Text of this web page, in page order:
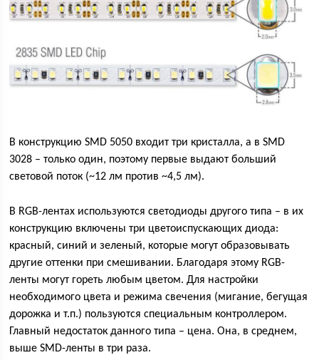
В конструкцию SMD 5050 входит три кристалла, а в SMD
3028 – только один, поэтому первые выдают больший
световой поток (~12 лм против ~4,5 лм).
В RGB-лентах используются светодиоды другого типа – в их
конструкцию включены три цветоиспускающих диода:
красный, синий и зеленый, которые могут образовывать
другие оттенки при смешивании. Благодаря этому RGB-
ленты могут гореть любым цветом. Для настройки
необходимого цвета и режима свечения (мигание, бегущая
дорожка и т.п.) пользуются специальным контроллером.
Главный недостаток данного типа – цена. Она, в среднем,
выше SMD-ленты в три раза.